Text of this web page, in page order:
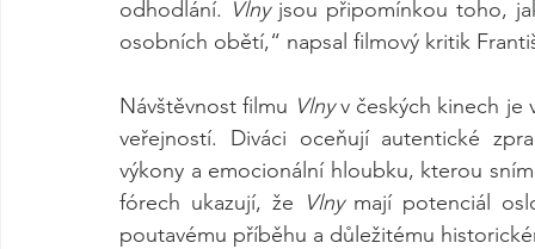
odhodlání. Vlny jsou připomínkou toho,
osobních obětí,“ napsal filmový kritik
Návštěvnost filmu Vlny v českých kinech je
veřejností. Diváci oceňují autentické
výkony a emocionální hloubku, kterou
fórech ukazují, že Vlny mají potenciál
poutavému příběhu a důležitému